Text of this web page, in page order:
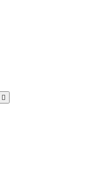
